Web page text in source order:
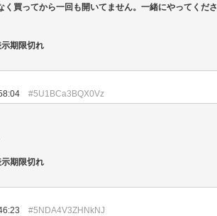
く買ってから一回も開いてません。一緒にやってくださ
期限切れ
#5U1BCa3BQX0Vz
期限切れ
#5NDA4V3ZHNkNJ